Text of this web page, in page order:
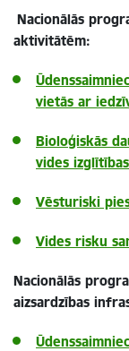
Nacionālās
aktivitātēm:
vietās ar
Bioloģiskās
vides
Vēsturiski
Vides risku
Nacionālās
aizsardzības